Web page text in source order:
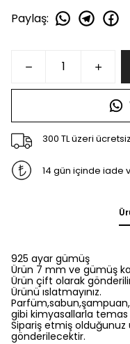
Paylaş:
300 TL üzeri
14 gün içinde iade
925 ayar gümüş
Ürün 7 mm ve gümüş
Ürün çift olarak
Ürünü ıslatmayınız.
gibi kimyasallarla
Sipariş etmiş
gönderilecektir.